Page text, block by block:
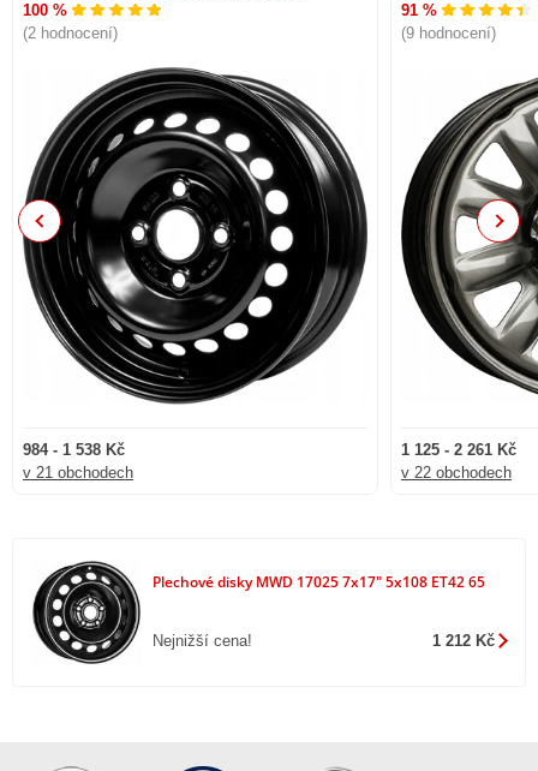
100 %
(2 hodnocení)
984 - 1 538 Kč
v 21 obchodech
91 %
(9 hodnocení)
1 125 - 2 261 Kč
v 22 obchodech
Previous Next
Plechové disky MWD 17025 7x17" 5x108 ET42 65
Nejnižší cena! 1 212 Kč